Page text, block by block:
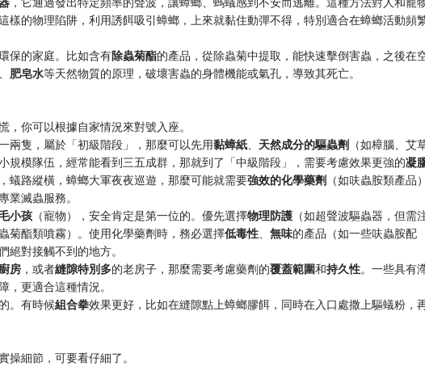
樣的物理陷阱，利用誘餌吸引蟑螂，上來就黏住動彈不得，特別適合在蟑螂活動頻
保的家庭。比如含有​​除蟲菊酯​的產品，從除蟲菊中提取，能快速擊倒害蟲，之後在
​、​ ​肥皂水​​等天然物質的原理，破壞害蟲的身體機能或氣孔，導致其死亡。
你可以根據自家情況來對號入座。
兩隻，屬於「初級階段」，那麼可以先用​​黏蟑紙​​、​ ​天然成分的驅蟲劑​ （如樟腦、艾
規模隊伍，經常能看到三五成群，那就到了「中級階段」，需要考慮效果更強的​凝
蟻路縱橫，蟑螂大軍夜夜巡遊，那麼可能就需要​​強效的化學藥劑​ （如呋蟲胺類產品
業滅蟲服務。
小孩​ ​（寵物），安全肯定是第一位的。優先選擇​​物理防護​ （如超聲波驅蟲器，但需
菊酯類噴霧）。使用化學藥劑時，務必選擇​​低毒性​​、​ ​無味​​的產品（如一些呋蟲胺配
對接觸不到的地方。
房​ ​，或者​​縫隙特別多​​的老房子，那麼需要考慮藥劑的​​覆蓋範圍​​和​​持久性​。一些具有
更適合這種情況。
。有時候​​組合拳​效果更好，比如在縫隙點上蟑螂膠餌，同時在入口處撒上驅蟻粉，
細節，可要看仔細了。